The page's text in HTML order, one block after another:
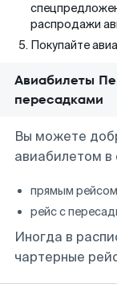
распродажи
Покупайте
Авиабилеты
пересадками
Вы можете
авиабилетом в
прямым рейсом
рейс с
Иногда в
чартерные